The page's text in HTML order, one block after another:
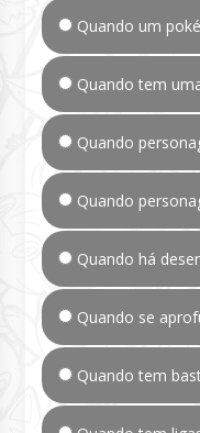
Quando um
Quando tem
Quando
Quando
Quando há
Quando se
Quando tem